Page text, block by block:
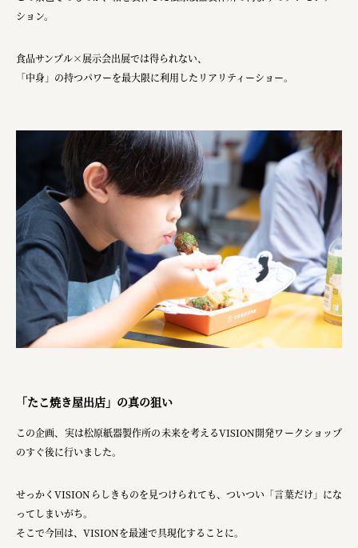
ション。
食品サンプル×展示会出展では得られない、
「中身」の持つパワーを最大限に利用したリアリティーショー。
「たこ焼き屋出店」の真の狙い
この企画、実は松原紙器製作所の未来を考えるVISION開発ワークショップ
のすぐ後に行いました。
せっかくVISIONらしきものを見つけられても、ついつい「言葉だけ」にな
ってしまいがち。
そこで今回は、VISIONを最速で具現化することに。